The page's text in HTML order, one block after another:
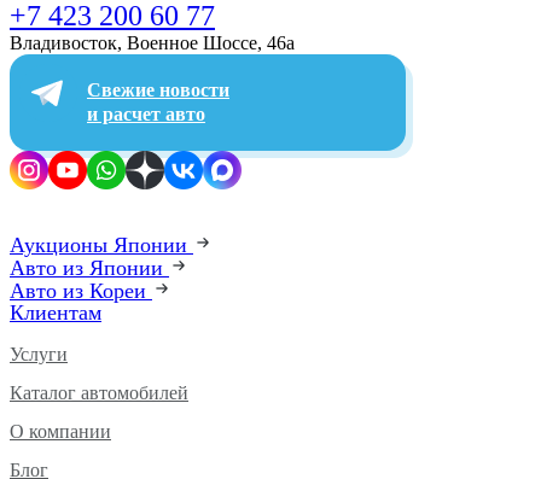
+7 423 200 60 77
Владивосток, Военное Шоссе, 46а​
Свежие новости
и расчет авто
Аукционы Японии
Авто из Японии
Авто из Кореи
Клиентам
Услуги
Каталог автомобилей
О компании
Блог